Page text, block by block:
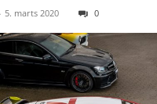
5. marts 2020 0